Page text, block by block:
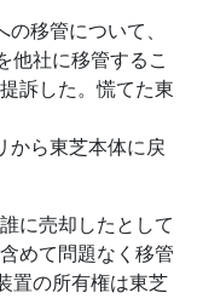
移管について、
他社に移管するこ
訴した。慌てた東
から東芝本体に戻
に売却したとして
めて問題なく移管
置の所有権は東芝